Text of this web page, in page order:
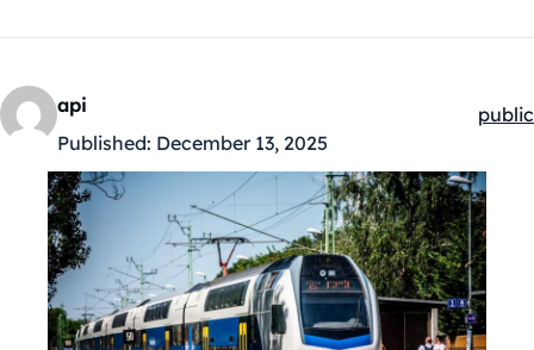
api
Published: December 13, 2025
public